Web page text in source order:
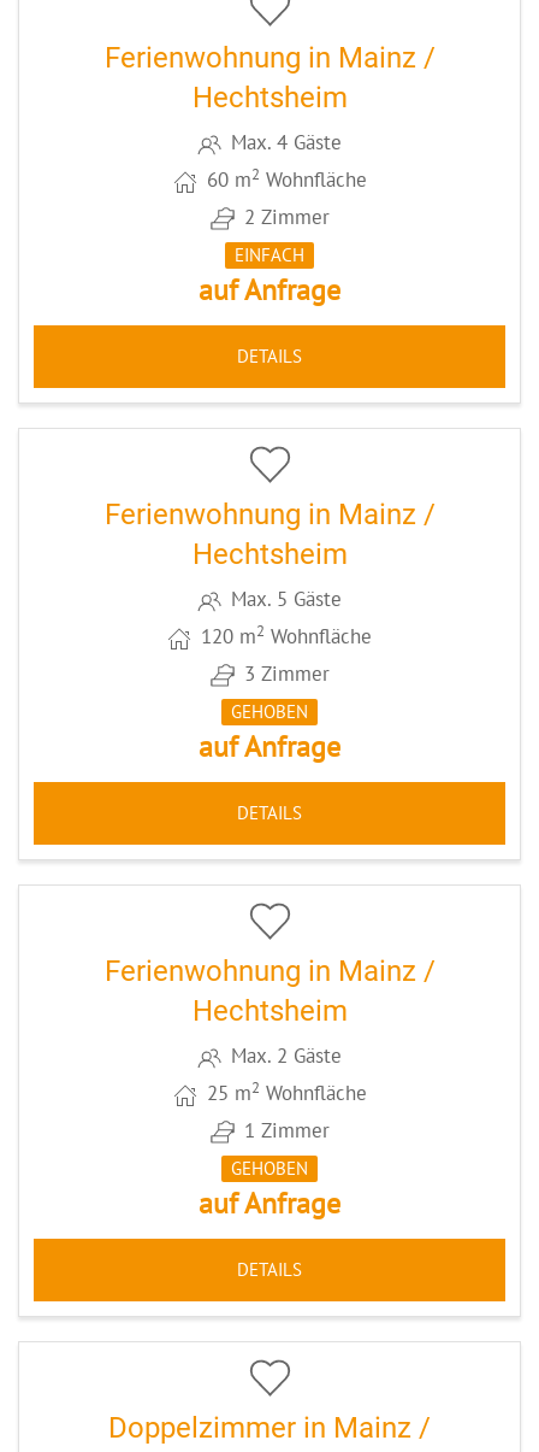
Ferienwohnung in Mainz /
Hechtsheim
Max. 4 Gäste
60 m2 Wohnfläche
2 Zimmer
EINFACH
auf Anfrage
DETAILS
5 CODE: MZ072
Ferienwohnung in Mainz /
Hechtsheim
Max. 5 Gäste
120 m2 Wohnfläche
3 Zimmer
GEHOBEN
auf Anfrage
DETAILS
5 CODE: MZ074
Ferienwohnung in Mainz /
Hechtsheim
Max. 2 Gäste
25 m2 Wohnfläche
1 Zimmer
GEHOBEN
auf Anfrage
DETAILS
5 CODE: MZ016
Doppelzimmer in Mainz /